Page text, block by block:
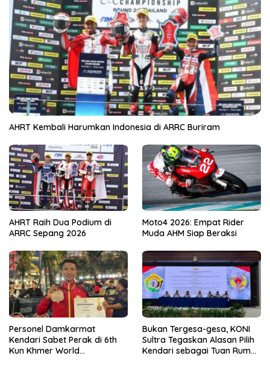
AHRT Kembali Harumkan Indonesia di ARRC Buriram
AHRT Raih Dua Podium di
ARRC Sepang 2026
Moto4 2026: Empat Rider
Muda AHM Siap Beraksi
Personel Damkarmat
Kendari Sabet Perak di 6th
Kun Khmer World
Bukan Tergesa-gesa, KONI
Sultra Tegaskan Alasan Pilih
Kendari sebagai Tuan Rumah